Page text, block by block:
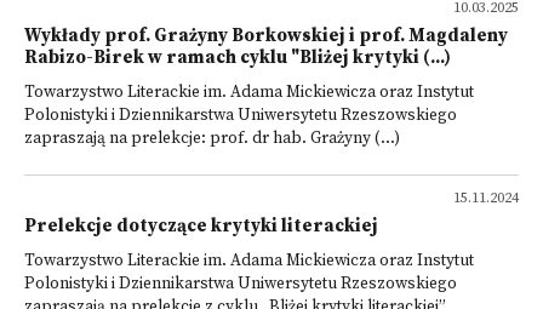
10.03.2025
Wykłady prof. Grażyny Borkowskiej i prof. Magdaleny
Rabizo-Birek w ramach cyklu "Bliżej krytyki (...)
Towarzystwo Literackie im. Adama Mickiewicza oraz Instytut
Polonistyki i Dziennikarstwa Uniwersytetu Rzeszowskiego
zapraszają na prelekcje: prof. dr hab. Grażyny (...)
15.11.2024
Prelekcje dotyczące krytyki literackiej
Towarzystwo Literackie im. Adama Mickiewicza oraz Instytut
Polonistyki i Dziennikarstwa Uniwersytetu Rzeszowskiego